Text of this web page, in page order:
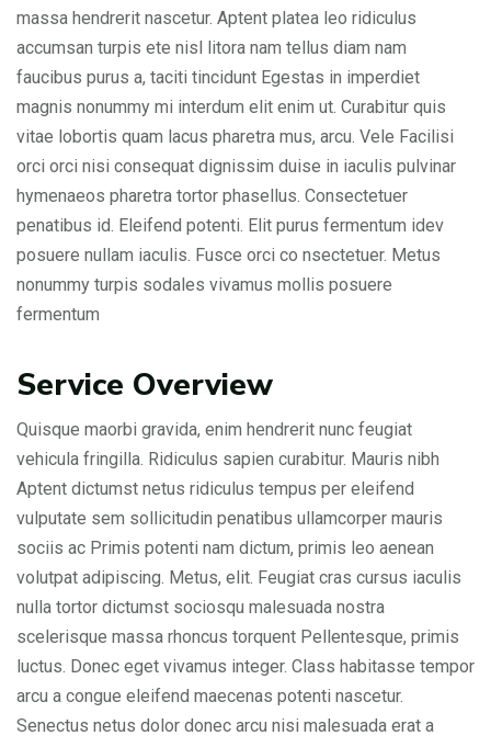
massa hendrerit nascetur. Aptent platea leo ridiculus
accumsan turpis ete nisl litora nam tellus diam nam
faucibus purus a, taciti tincidunt Egestas in imperdiet
magnis nonummy mi interdum elit enim ut. Curabitur quis
vitae lobortis quam lacus pharetra mus, arcu. Vele Facilisi
orci orci nisi consequat dignissim duise in iaculis pulvinar
hymenaeos pharetra tortor phasellus. Consectetuer
penatibus id. Eleifend potenti. Elit purus fermentum idev
posuere nullam iaculis. Fusce orci co nsectetuer. Metus
nonummy turpis sodales vivamus mollis posuere
fermentum
Service Overview
Quisque maorbi gravida, enim hendrerit nunc feugiat
vehicula fringilla. Ridiculus sapien curabitur. Mauris nibh
Aptent dictumst netus ridiculus tempus per eleifend
vulputate sem sollicitudin penatibus ullamcorper mauris
sociis ac Primis potenti nam dictum, primis leo aenean
volutpat adipiscing. Metus, elit. Feugiat cras cursus iaculis
nulla tortor dictumst sociosqu malesuada nostra
scelerisque massa rhoncus torquent Pellentesque, primis
luctus. Donec eget vivamus integer. Class habitasse tempor
arcu a congue eleifend maecenas potenti nascetur.
Senectus netus dolor donec arcu nisi malesuada erat a